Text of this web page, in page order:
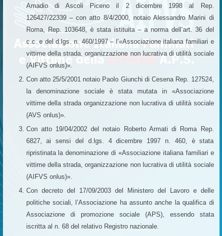
Amadio di Ascoli Piceno il 2 dicembre 1998 al Rep.
126427/22339 – con atto 8/4/2000, notaio Alessandro Marini di
Roma, Rep. 103648, è stata istituita – a norma dell’art. 36 del
c.c. e del d.lgs. n. 460/1997 – l’«Associazione italiana familiari e
vittime della strada, organizzazione non lucrativa di utilità sociale
(AIFVS onlus)».
Con atto 25/5/2001 notaio Paolo Giunchi di Cesena Rep. 127524,
la denominazione sociale è stata mutata in «Associazione
vittime della strada organizzazione non lucrativa di utilità sociale
(AVS onlus)».
Con atto 19/04/2002 del notaio Roberto Armati di Roma Rep.
6827, ai sensi del d.lgs. 4 dicembre 1997 n. 460, è stata
ripristinata la denominazione di «Associazione italiana familiari e
vittime della strada, organizzazione non lucrativa di utilità sociale
(AIFVS onlus)».
Con decreto del 17/09/2003 del Ministero del Lavoro e delle
politiche sociali, l’Associazione ha assunto anche la qualifica di
Associazione di promozione sociale (APS), essendo stata
iscritta al n. 68 del relativo Registro nazionale.